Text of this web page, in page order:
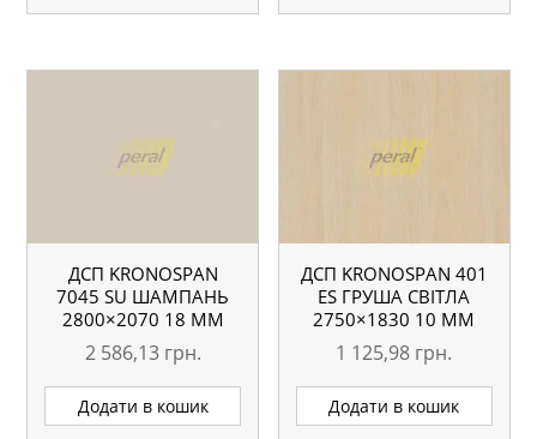
ДСП KRONOSPAN
7045 SU ШАМПАНЬ
2800×2070 18 ММ
2 586,13 грн.
Додати в кошик
ДСП KRONOSPAN 401
ES ГРУША СВІТЛА
2750×1830 10 ММ
1 125,98 грн.
Додати в кошик